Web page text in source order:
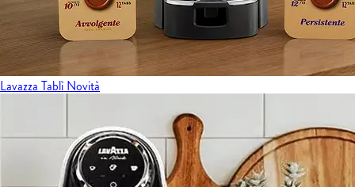
Lavazza Tablì Novità